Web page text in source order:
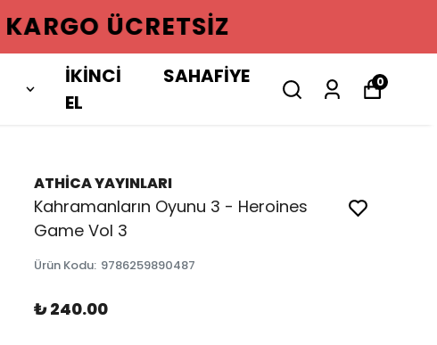
ÜCRETSIZ
İKİNCİ
EL
SAHAFİYE 0
ATHİCA YAYINLARI
Kahramanların Oyunu 3 - Heroines
Game Vol 3
Ürün Kodu: 9786259890487
₺ 240.00